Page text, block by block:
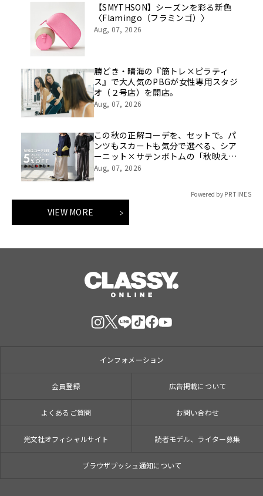
【SMYTHSON】シーズンを彩る新色
〈Flamingo（フラミンゴ）〉
Aug, 07, 2026
勝どき・晴海の『筋トレ×ピラティ
ス』で大人気のPBGが女性専用スタジ
オ（２号店）を開店。
Aug, 07, 2026
この秋の正解コーデを、セットで。パ
ンツもスカートも気分で選べる、シア
ーニット×サテンボトムの「秋映えコ
ーデSET」が登場
Aug, 07, 2026
Powered by PR TIMES
VIEW MORE
インフォメーション
会員登録 広告掲載について
よくあるご質問 お問い合わせ
光文社オフィシャルサイト 読者モデル、ライター募集
ブラウザプッシュ通知について